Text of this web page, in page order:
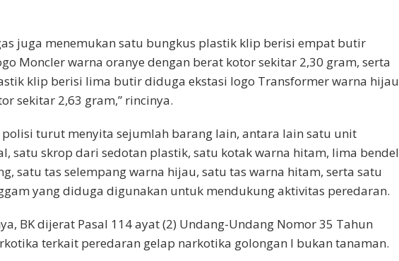
juga menemukan satu bungkus plastik klip berisi empat butir
Moncler warna oranye dengan berat kotor sekitar 2,30 gram, serta
klip berisi lima butir diduga ekstasi logo Transformer warna hijau
sekitar 2,63 gram,” rincinya.
polisi turut menyita sejumlah barang lain, antara lain satu unit
satu skrop dari sedotan plastik, satu kotak warna hitam, lima bendel
satu tas selempang warna hijau, satu tas warna hitam, serta satu
yang diduga digunakan untuk mendukung aktivitas peredaran.
BK dijerat Pasal 114 ayat (2) Undang-Undang Nomor 35 Tahun
terkait peredaran gelap narkotika golongan I bukan tanaman.